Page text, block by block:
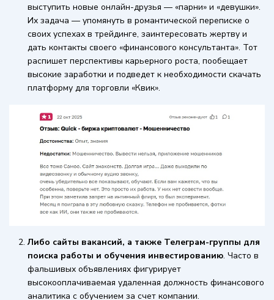
выступить новые онлайн-друзья — «парни» и «девушки».
Их задача — упомянуть в романтической переписке о
своих успехах в трейдинге, заинтересовать жертву и
дать контакты своего «финансового консультанта». Тот
распишет перспективы карьерного роста, пообещает
высокие заработки и подведет к необходимости скачать
платформу для торговли «Квик».
Либо сайты вакансий, а также Телеграм-группы для
поиска работы и обучения инвестированию. Часто в
фальшивых объявлениях фигурирует
высокооплачиваемая удаленная должность финансового
аналитика с обучением за счет компании.